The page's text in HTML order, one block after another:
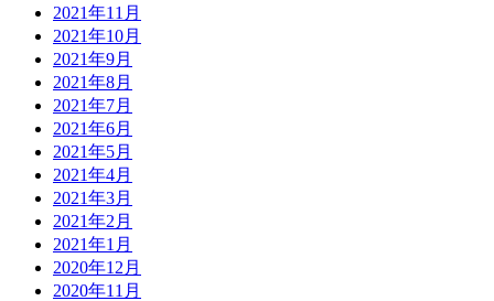
2021年11月
2021年10月
2021年9月
2021年8月
2021年7月
2021年6月
2021年5月
2021年4月
2021年3月
2021年2月
2021年1月
2020年12月
2020年11月